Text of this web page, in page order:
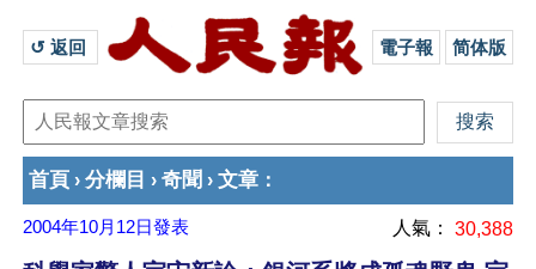
↺ 返回 電子報 简体版
首頁 › 分欄目 › 奇聞 › 文章 ：
2004年10月12日發表 人氣： 30,388